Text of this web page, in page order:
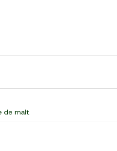
de malt.